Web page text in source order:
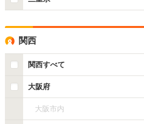
関西
関西すべて
大阪府
大阪市内